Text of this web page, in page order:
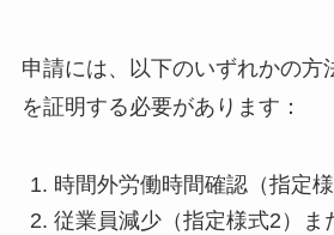
申請には、以下のいずれかの方
を証明する必要があります：
時間外労働時間確認（指定様
従業員減少（指定様式2）ま